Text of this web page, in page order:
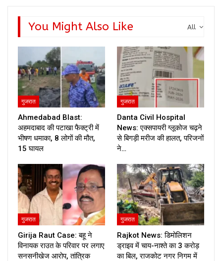
All
You Might Also Like
गुजरात
Ahmedabad Blast:
अहमदाबाद की पटाखा फैक्ट्री में
भीषण धमाका, 8 लोगों की मौत,
15 घायल
गुजरात
Danta Civil Hospital
News: एक्सपायरी ग्लूकोज चढ़ने
से बिगड़ी मरीज की हालत, परिजनों
ने…
गुजरात
Girija Raut Case: बहू ने
विनायक राउत के परिवार पर लगाए
सनसनीखेज आरोप, तांत्रिक
गुजरात
Rajkot News: डिमोलिशन
ड्राइव में चाय-नाश्ते का 3 करोड़
का बिल, राजकोट नगर निगम में